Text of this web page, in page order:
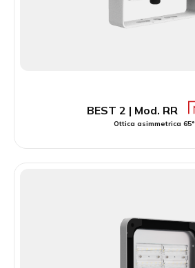
BEST 2 | Mod. RR
Ottica asimmetrica 65°